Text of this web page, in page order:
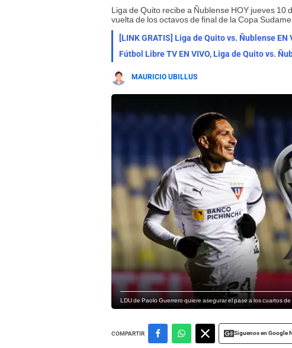
Liga de Quito recibe a Ñublense HOY jueves 10
vuelta de los octavos de final de la Copa
[LINK GRATIS] Liga de Quito vs. Ñublense
Fútbol Libre TV EN VIVO, Liga de Quito vs.
MAURICIO UBILLUS
LDU de Paolo Guerrero quiere asegurar el pase a los cuartos
COMPARTIR Siguenos en Google